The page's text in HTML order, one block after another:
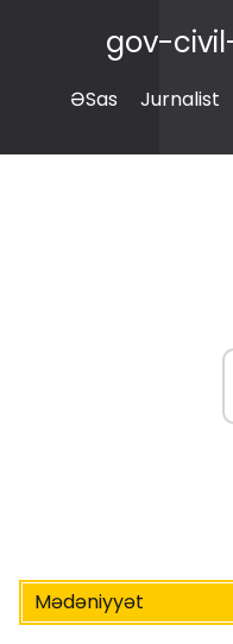
gov-
ƏSas Jurnalist
Mədəniyyət